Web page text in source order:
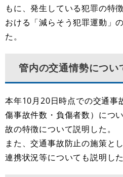
もに、発生している犯罪の特
おける「減らそう犯罪運動」
た。
管内の交通情勢につい
本年10月20日時点での交通事
傷事故件数・負傷者数）につ
故の特徴について説明した。
また、交通事故防止の施策と
連携状況等についても説明した